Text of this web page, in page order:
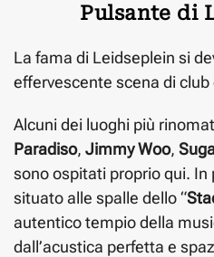
Pulsante di
La fama di Leidseplein si
effervescente scena di
Alcuni dei luoghi più
Paradiso, Jimmy Woo,
sono ospitati proprio qui.
situato alle spalle dello “
autentico tempio della
dall’acustica perfetta e